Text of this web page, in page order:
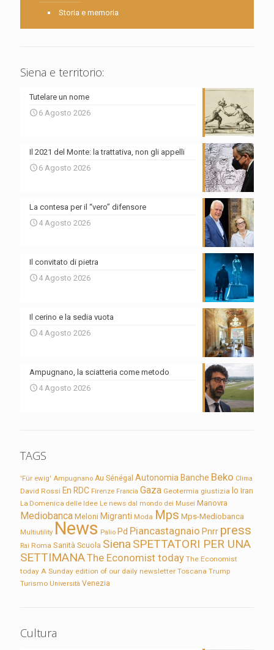
Storia e memoria
Siena e territorio:
Tutelare un nome
6 Agosto 2026
Il 2021 del Monte: la trattativa, non gli appelli
6 Agosto 2026
La contesa per il “vero” difensore
4 Agosto 2026
Il convitato di pietra
4 Agosto 2026
Il cerino e la sedia vuota
4 Agosto 2026
Ampugnano, la sciatteria come metodo
4 Agosto 2026
TAGS
'Für ewig' Ampugnano Au Sénégal Autonomia Banche Beko Clima
David Rossi En RDC Firenze Francia Gaza Geotermia giustizia Io Iran
La Domenica delle Idee Le news dal mondo dei Musei Manovra
Mediobanca Meloni Migranti Moda Mps Mps-Mediobanca
Multiutility News Palio Pd Piancastagnaio Pnrr press
Rai Roma Sanità Scuola Siena SPETTATORI PER UNA
SETTIMANAThe Economist today The Economist
today A Sunday edition of our daily newsletter Toscana Trump
Turismo Università Venezia
Cultura